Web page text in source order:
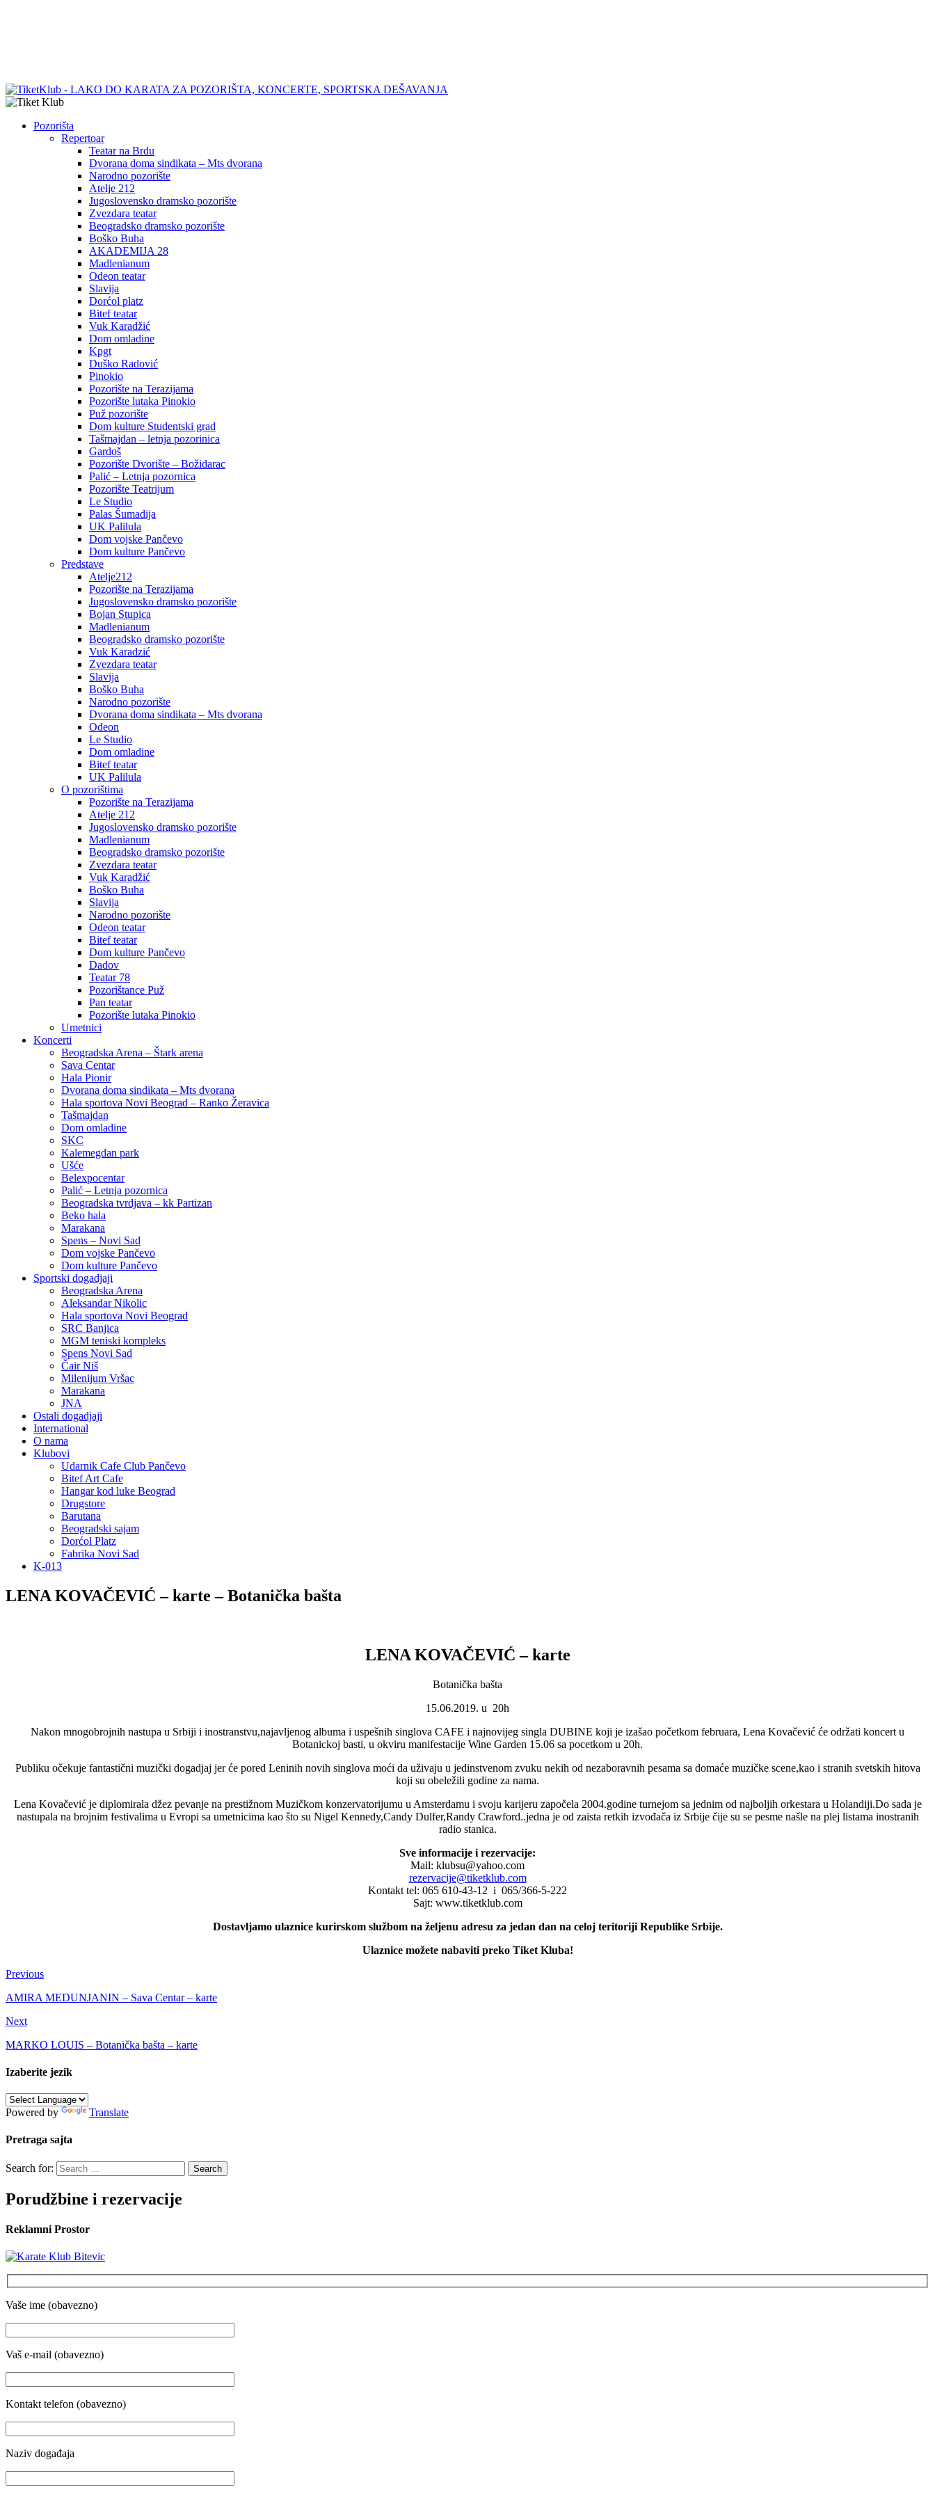
Pozorišta
Repertoar
Teatar na Brdu
Dvorana doma sindikata – Mts dvorana
Narodno pozorište
Atelje 212
Jugoslovensko dramsko pozorište
Zvezdara teatar
Beogradsko dramsko pozorište
Boško Buha
AKADEMIJA 28
Madlenianum
Odeon teatar
Slavija
Dorćol platz
Bitef teatar
Vuk Karadžić
Dom omladine
Kpgt
Duško Radović
Pinokio
Pozorište na Terazijama
Pozorište lutaka Pinokio
Puž pozorište
Dom kulture Studentski grad
Tašmajdan – letnja pozorinica
Gardoš
Pozorište Dvorište – Božidarac
Palić – Letnja pozornica
Pozorište Teatrijum
Le Studio
Palas Šumadija
UK Palilula
Dom vojske Pančevo
Dom kulture Pančevo
Predstave
Atelje212
Pozorište na Terazijama
Jugoslovensko dramsko pozorište
Bojan Stupica
Madlenianum
Beogradsko dramsko pozorište
Vuk Karadzić
Zvezdara teatar
Slavija
Boško Buha
Narodno pozorište
Dvorana doma sindikata – Mts dvorana
Odeon
Le Studio
Dom omladine
Bitef teatar
UK Palilula
O pozorištima
Pozorište na Terazijama
Atelje 212
Jugoslovensko dramsko pozorište
Madlenianum
Beogradsko dramsko pozorište
Zvezdara teatar
Vuk Karadžić
Boško Buha
Slavija
Narodno pozorište
Odeon teatar
Bitef teatar
Dom kulture Pančevo
Dadov
Teatar 78
Pozorištance Puž
Pan teatar
Pozorište lutaka Pinokio
Umetnici
Koncerti
Beogradska Arena – Štark arena
Sava Centar
Hala Pionir
Dvorana doma sindikata – Mts dvorana
Hala sportova Novi Beograd – Ranko Žeravica
Tašmajdan
Dom omladine
SKC
Kalemegdan park
Ušće
Belexpocentar
Palić – Letnja pozornica
Beogradska tvrdjava – kk Partizan
Beko hala
Marakana
Spens – Novi Sad
Dom vojske Pančevo
Dom kulture Pančevo
Sportski dogadjaji
Beogradska Arena
Aleksandar Nikolic
Hala sportova Novi Beograd
SRC Banjica
MGM teniski kompleks
Spens Novi Sad
Čair Niš
Milenijum Vršac
Marakana
JNA
Ostali dogadjaji
International
O nama
Klubovi
Udarnik Cafe Club Pančevo
Bitef Art Cafe
Hangar kod luke Beograd
Drugstore
Barutana
Beogradski sajam
Dorćol Platz
Fabrika Novi Sad
K-013
LENA KOVAČEVIĆ – karte – Botanička bašta
LENA KOVAČEVIĆ – karte
Botanička bašta
15.06.2019. u 20h
Nakon mnogobrojnih nastupa u Srbiji i inostranstvu,najavljenog albuma i uspešnih singlova CAFE i najnovijeg singla DUBINE koji je izašao početkom februara, Lena Kovačević će održati koncert u
Botanickoj basti, u okviru manifestacije Wine Garden 15.06 sa pocetkom u 20h.
Publiku očekuje fantastični muzički dogadjaj jer će pored Leninih novih singlova moći da uživaju u jedinstvenom zvuku nekih od nezaboravnih pesama sa domaće muzičke scene,kao i stranih svetskih hitova
koji su obeležili godine za nama.
Lena Kovačević je diplomirala džez pevanje na prestižnom Muzičkom konzervatorijumu u Amsterdamu i svoju karijeru započela 2004.godine turnejom sa jednim od najboljih orkestara u Holandiji.Do sada je
nastupala na brojnim festivalima u Evropi sa umetnicima kao što su Nigel Kennedy,Candy Dulfer,Randy Crawford..jedna je od zaista retkih izvođača iz Srbije čije su se pesme našle na plej listama inostranih
radio stanica.
Sve informacije i rezervacije:
Mail: klubsu@yahoo.com
rezervacije@tiketklub.com
Kontakt tel: 065 610-43-12 i 065/366-5-222
Sajt: www.tiketklub.com
Dostavljamo ulaznice kurirskom službom na željenu adresu za jedan dan na celoj teritoriji Republike Srbije.
Ulaznice možete nabaviti preko Tiket Kluba!
Previous
AMIRA MEDUNJANIN – Sava Centar – karte
Next
MARKO LOUIS – Botanička bašta – karte
Izaberite jezik
Powered by Translate
Pretraga sajta
Search for:
Porudžbine i rezervacije
Reklamni Prostor
Vaše ime (obavezno)
Vaš e-mail (obavezno)
Kontakt telefon (obavezno)
Naziv događaja